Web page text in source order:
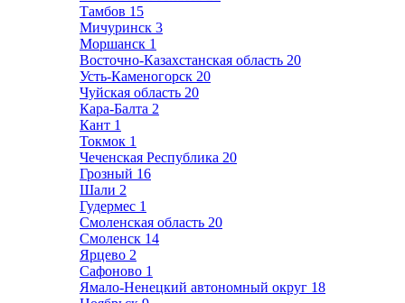
Тамбов 15
Мичуринск 3
Моршанск 1
Восточно-Казахстанская область 20
Усть-Каменогорск 20
Чуйская область 20
Кара-Балта 2
Кант 1
Токмок 1
Чеченская Республика 20
Грозный 16
Шали 2
Гудермес 1
Смоленская область 20
Смоленск 14
Ярцево 2
Сафоново 1
Ямало-Ненецкий автономный округ 18